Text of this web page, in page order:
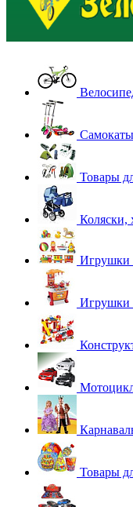
Самокаты
Товары
Коляски,
Игрушки
Игрушки
Товары